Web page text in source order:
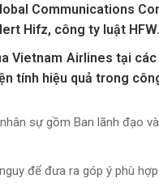
Communications
Hifz, công ty luật HFW.
Vietnam Airlines tại
tính hiệu quả trong
sự gồm Ban lãnh đạo
để đưa ra góp ý phù hợp